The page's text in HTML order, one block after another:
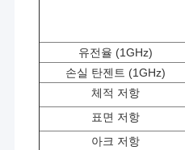
유전율 (1GHz)
손실 탄젠트 (1GHz)
체적 저항
표면 저항
아크 저항